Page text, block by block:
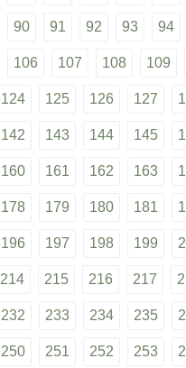
90 91 92 93 94
106 107 108 109
124 125 126 127
142 143 144 145
160 161 162 163
178 179 180 181
196 197 198 199
214 215 216 217
232 233 234 235
250 251 252 253